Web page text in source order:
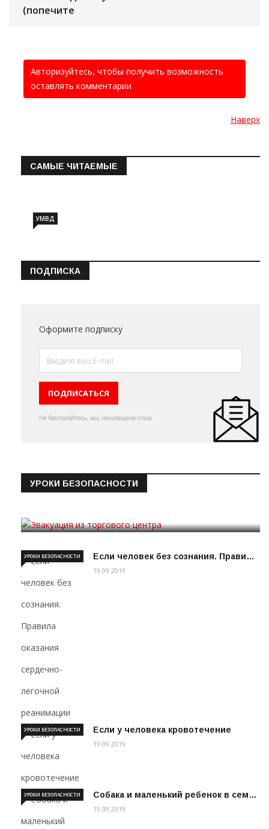
(попечите
Авторизуйтесь, чтобы получить возможность
оставлять комментарии
Наверх
САМЫЕ ЧИТАЕМЫЕ
УМВД
ПОДПИСКА
Оформите подписку
Не беспокойтесь, мы ненавидим спам
УРОКИ БЕЗОПАСНОСТИ
Если человек без сознания. Прави…
УРОКИ БЕЗОПАСНОСТИ
19.09.2019
Если у человека кровотечение
УРОКИ БЕЗОПАСНОСТИ
19.09.2019
Собака и маленький ребенок в сем…
УРОКИ БЕЗОПАСНОСТИ
19.09.2019